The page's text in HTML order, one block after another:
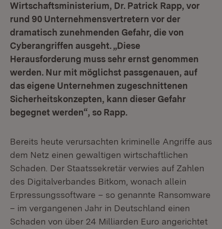
Wirtschaftsministerium, Dr. Patrick Rapp, vor
rund 90 Unternehmensvertretern vor der
dramatisch zunehmenden Gefahr, die von
Cyberangriffen ausgeht. „Diese
Herausforderung muss sehr ernst genommen
werden. Nur mit möglichst passgenauen, auf
das eigene Unternehmen zugeschnittenen
Sicherheitskonzepten, kann dieser Gefahr
begegnet werden“, so Rapp.
Bereits heute verursachten kriminelle Angriffe aus
dem Netz einen gewaltigen wirtschaftlichen
Schaden. Der Staatssekretär verwies auf Zahlen
des Digitalverbandes Bitkom, wonach allein
Erpressungssoftware – so genannte Ransomware
– im vergangenen Jahr in Deutschland einen
Schaden von über 24 Milliarden Euro angerichtet